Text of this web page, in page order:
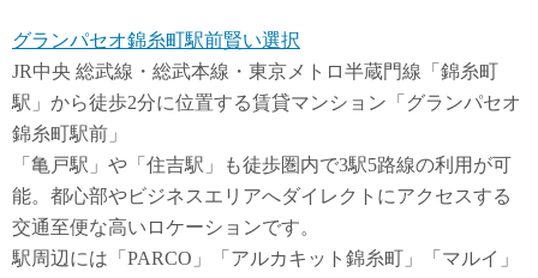
グランパセオ錦糸町駅前賢い選択
JR中央 総武線・総武本線・東京メトロ半蔵門線「錦糸町
駅」から徒歩2分に位置する賃貸マンション「グランパセオ
錦糸町駅前」
「亀戸駅」や「住吉駅」も徒歩圏内で3駅5路線の利用が可
能。都心部やビジネスエリアへダイレクトにアクセスする
交通至便な高いロケーションです。
駅周辺には「PARCO」「アルカキット錦糸町」「マルイ」